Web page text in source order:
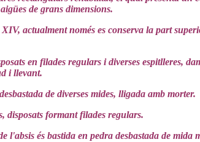
de grans dimensions.
actualment només es conserva la part
en filades regulars i diverses espitlleres,
i llevant.
de diverses mides, lligada amb morter.
disposats formant filades regulars.
és bastida en pedra desbastada de mida